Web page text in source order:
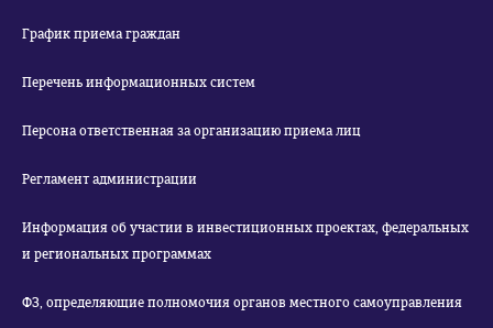
График приема граждан
Перечень информационных систем
Персона ответственная за организацию приема лиц
Регламент администрации
Информация об участии в инвестиционных проектах, федеральных
и региональных программах
ФЗ, определяющие полномочия органов местного самоуправления